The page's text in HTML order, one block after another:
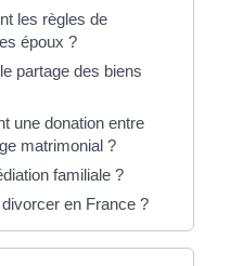
les règles de
époux ?
partage des biens
une donation entre
matrimonial ?
familiale ?
en France ?